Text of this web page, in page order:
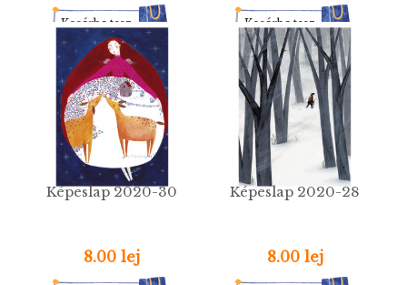
Kosárba tesz Kosárba tesz
Képeslap 2020-30
8.00 lej
Képeslap 2020-28
8.00 lej